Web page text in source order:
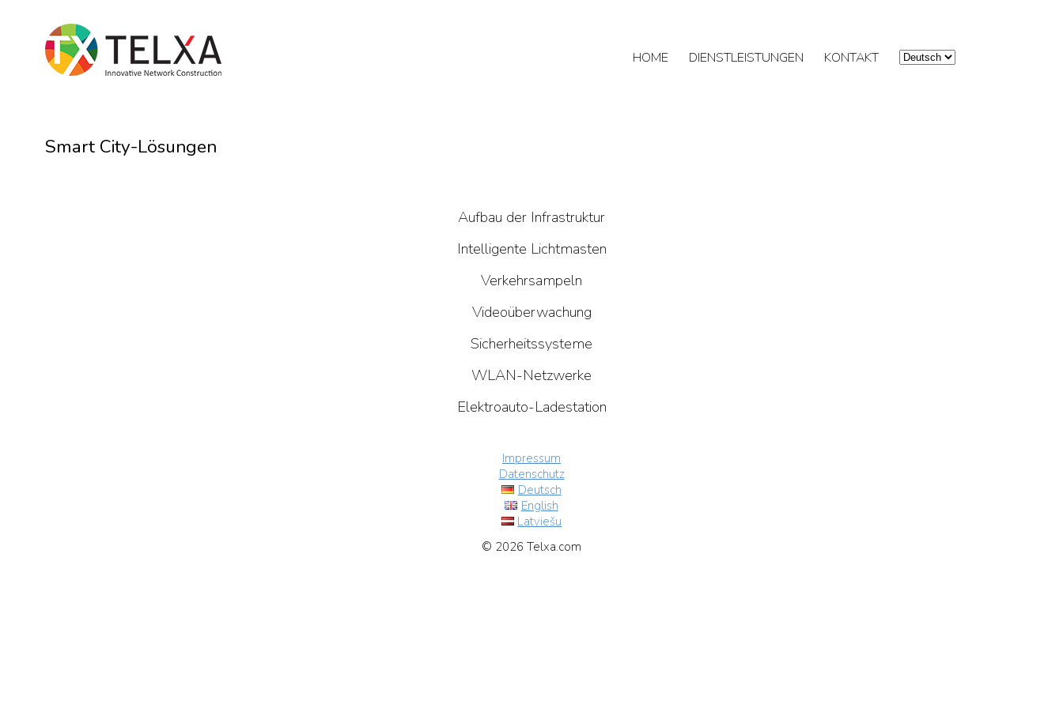
HOME DIENSTLEISTUNGEN KONTAKT
Smart City-Lösungen
Aufbau der Infrastruktur
Intelligente Lichtmasten
Verkehrsampeln
Videoüberwachung
Sicherheitssysteme
WLAN-Netzwerke
Elektroauto-Ladestation
Impressum
Datenschutz
Deutsch
English
Latviešu
© 2026 Telxa.com